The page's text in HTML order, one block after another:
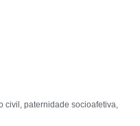
civil , paternidade socioafetiva,